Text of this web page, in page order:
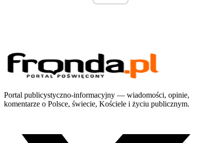
Portal publicystyczno-informacyjny — wiadomości, opinie,
komentarze o Polsce, świecie, Kościele i życiu publicznym.